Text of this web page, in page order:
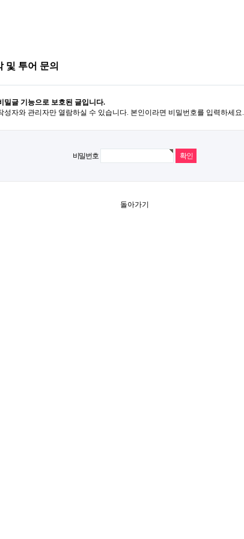
및 투어 문의
밀글 기능으로 보호된 글입니다.
성자와 관리자만 열람하실 수 있습니다. 본인이라면 비밀번호를 입력하세요.
비밀번호
돌아가기